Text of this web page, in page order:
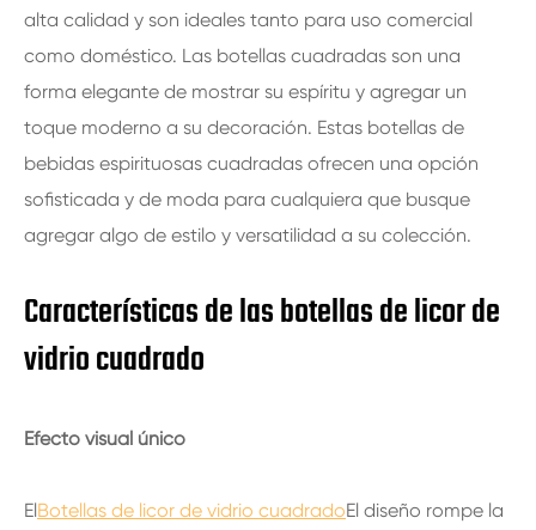
alta calidad y son ideales tanto para uso comercial
como doméstico. Las botellas cuadradas son una
forma elegante de mostrar su espíritu y agregar un
toque moderno a su decoración. Estas botellas de
bebidas espirituosas cuadradas ofrecen una opción
sofisticada y de moda para cualquiera que busque
agregar algo de estilo y versatilidad a su colección.
Características de las botellas de licor de
vidrio cuadrado
Efecto visual único
ElBotellas de licor de vidrio cuadradoEl diseño rompe la